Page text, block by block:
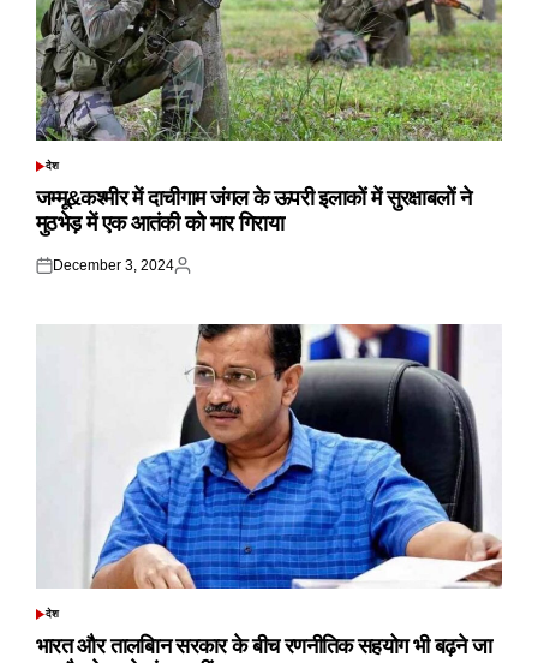
POSTED
देश
जम्मू&कश्मीर में दाचीगाम जंगल के ऊपरी इलाकों में सुरक्षाबलों ने
मुठभेड़ में एक आतंकी को मार गिराया
Posted
December 3, 2024
Posted
POSTED
देश
भारत और तालबिान सरकार के बीच रणनीतिक सहयोग भी बढ़ने जा